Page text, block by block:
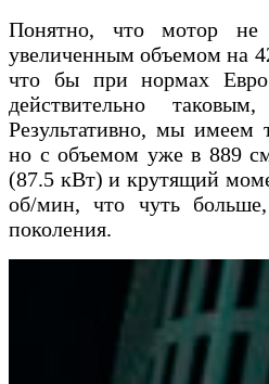
Понятно, что мотор
увеличенным объемом на
что бы при нормах
действительно
Результативно, мы
но с объемом уже в 889
(87.5 кВт) и крутящий
об/мин, что чуть
поколения.